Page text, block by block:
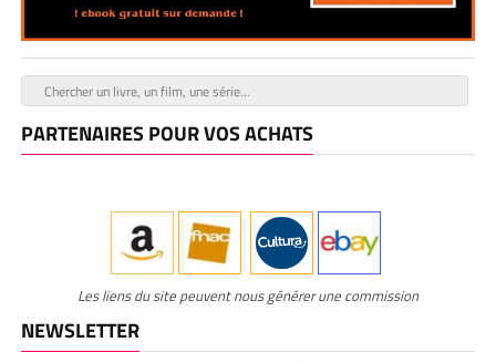
PARTENAIRES POUR VOS ACHATS
Les liens du site peuvent nous générer une commission
NEWSLETTER